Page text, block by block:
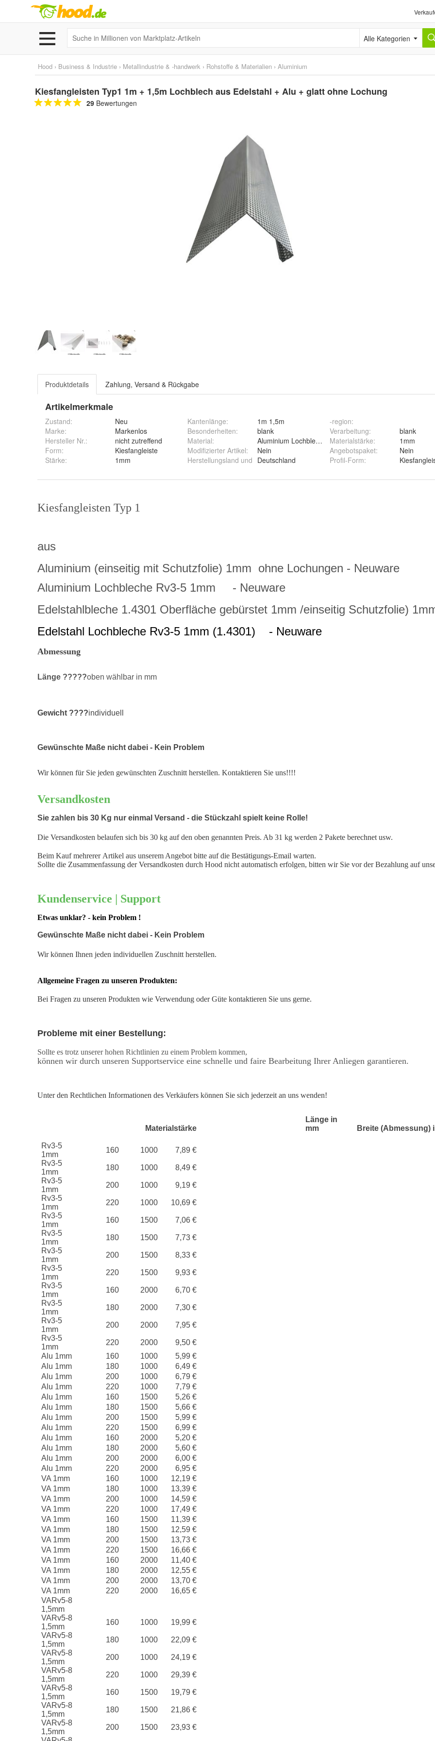
Alle Kategorien
Hood › Business & Industrie › Metallindustrie & -handwerk › Rohstoffe & Materialien › Aluminium
Kiesfangleisten Typ1 1m + 1,5m Lochblech aus Edelstahl + Alu + glatt ohne Lochung
29 Bewertungen
Produktdetails Zahlung, Versand & Rückgabe
Artikelmerkmale
Zustand:
Neu
Marke:
Markenlos
Hersteller Nr.:
nicht zutreffend
Form:
Kiesfangleiste
Stärke: 1mm
Kantenlänge:
1m 1,5m
Besonderheiten:
blank
Material:
Aluminium Lochblech, Edelstahl,
Modifizierter Artikel:
Nein
Herstellungsland und
-region:
Deutschland
Verarbeitung:
blank
Materialstärke:
1mm
Angebotspaket:
Nein
Profil-Form: